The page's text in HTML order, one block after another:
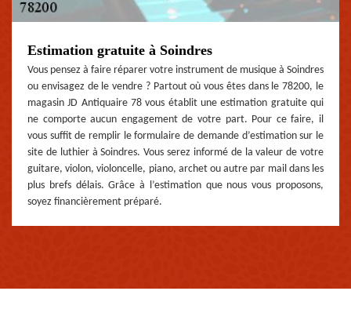
Estimation gratuite à Soindres
Vous pensez à faire réparer votre instrument de musique à Soindres
ou envisagez de le vendre ? Partout où vous êtes dans le 78200, le
magasin JD Antiquaire 78 vous établit une estimation gratuite qui
ne comporte aucun engagement de votre part. Pour ce faire, il
vous suffit de remplir le formulaire de demande d’estimation sur le
site de luthier à Soindres. Vous serez informé de la valeur de votre
guitare, violon, violoncelle, piano, archet ou autre par mail dans les
plus brefs délais. Grâce à l’estimation que nous vous proposons,
soyez financièrement préparé.